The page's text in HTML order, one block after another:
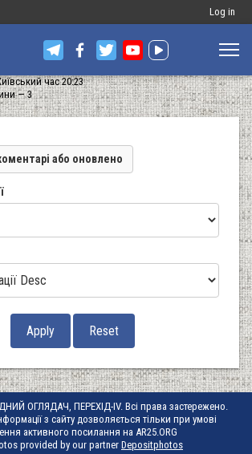
Меню
запису
Log in
час 20:23
— 3
або оновлено
ОГЛЯДАЧ, ПЕРЕХІД-IV. Всі права застережено.
з сайту дозволяється тільки при умові
активного посилання на AR25.ORG
provided by our partner Depositphotos